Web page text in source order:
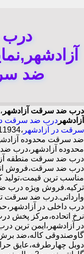
ضد
درب ضد سرقت آزادشهر ،
آزادشهر درب ضد سرقت در
سرقت در آزادشهر
ضد سرقت محدوده
محدوده آزادشهر،درب ضد
درب ضد سرقت منطقه
درب ضد سرقت،فروش
مناسب ترین قیمت،تولید
ترکیه.فروش ویژه درب
وارداتی.درب ضد
درب داخلی در
نرخ اتحاده،مرکز پخش
در آزادشهر،ایمن ترین
دوبل چهارطرفه،عایق